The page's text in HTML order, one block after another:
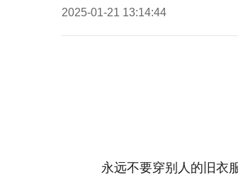
2025-01-21 13:14:44
永远不要穿别人的旧衣